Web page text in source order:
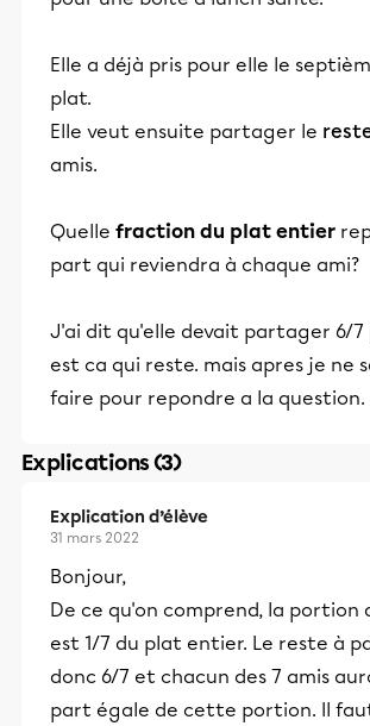
Elle a déjà pris pour elle le
plat.
Elle veut ensuite partager le
amis.
Quelle fraction du plat entier
part qui reviendra à chaque ami?
J'ai dit qu'elle devait partager 6/7
est ca qui reste. mais apres je ne
faire pour repondre a la question.
Explications (3)
Explication d’élève
31 mars 2022
Bonjour,
De ce qu'on comprend, la portion
est 1/7 du plat entier. Le reste à
donc 6/7 et chacun des 7 amis
part égale de cette portion. Il